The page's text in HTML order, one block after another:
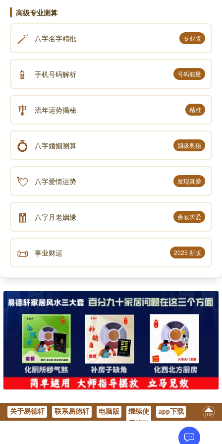
刘素青老菩萨自在往生现场实况系列专题9
声明：部分内容来于网络，如有侵权，请联系我们删除！以上内容，并
不代表易德轩观点。
高级专业测算
🪄 八字名字精批 专业版
📱 手机号码解析 号码能量
🎐 流年运势揭秘 精准
💍 八字婚姻测算 姻缘奥秘
💘 八字爱情运势 发现真爱
🧧 八字月老姻缘 勇敢求爱
📜 事业财运 2025 新版
关于易德轩 联系易德轩 电脑版
继续使
app下载